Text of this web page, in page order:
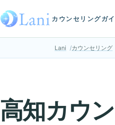
カウンセリングガ
Lani カウンセリング
高知カウ